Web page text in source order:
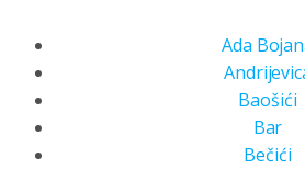
Ada
Baošići
Bar
Bečići